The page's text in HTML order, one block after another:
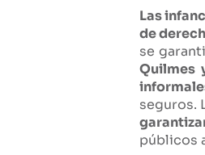
Las
de
se
Quilmes
seguros.
públicos